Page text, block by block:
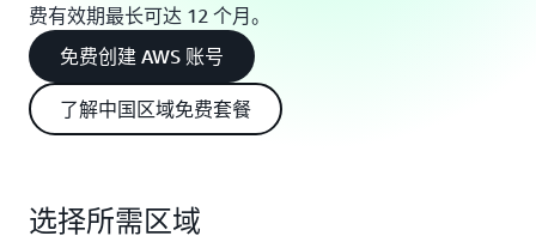
费有效期最长可达 12 个月。
免费创建 AWS 账号
了解中国区域免费套餐
选择所需区域